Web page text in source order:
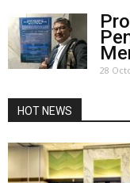
28
HOT NEWS